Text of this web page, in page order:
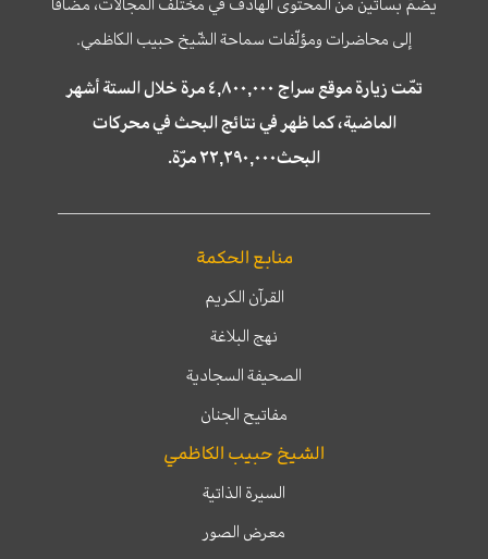
يضمّ بساتين من المحتوى الهادف في مختلف المجالات، مضافا
إلى محاضرات ومؤلّفات سماحة الشّيخ حبيب الكاظمي.
تمّت زيارة موقع سراج ٤,٨٠٠,٠٠٠ مرة خلال الستة أشهر
الماضية، كما ظهر في نتائج البحث في محركات
البحث٢٢,٢٩٠,٠٠٠ مرّة.
منابع الحكمة
القرآن الكريم
نهج البلاغة
الصحيفة السجادية
مفاتيح الجنان
الشيخ حبيب الكاظمي
السيرة الذاتية
معرض الصور